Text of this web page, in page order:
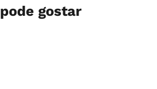
pode gostar